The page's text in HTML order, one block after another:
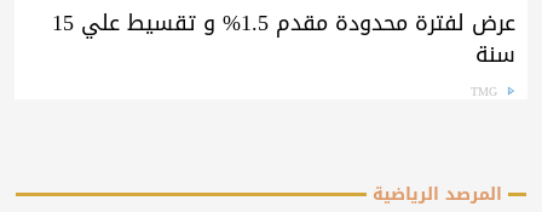
عرض لفترة محدودة مقدم 1.5% و تقسيط علي 15
سنة
TMG
المرصد الرياضية